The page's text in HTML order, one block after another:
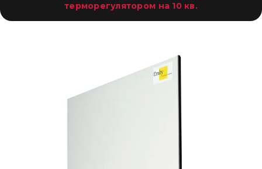
терморегулятором на 10 кв.